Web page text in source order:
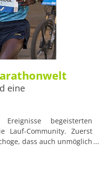
eine
begeisterten
Lauf-Community. Zuerst
dass auch unmöglich
Als erster Mensch lief